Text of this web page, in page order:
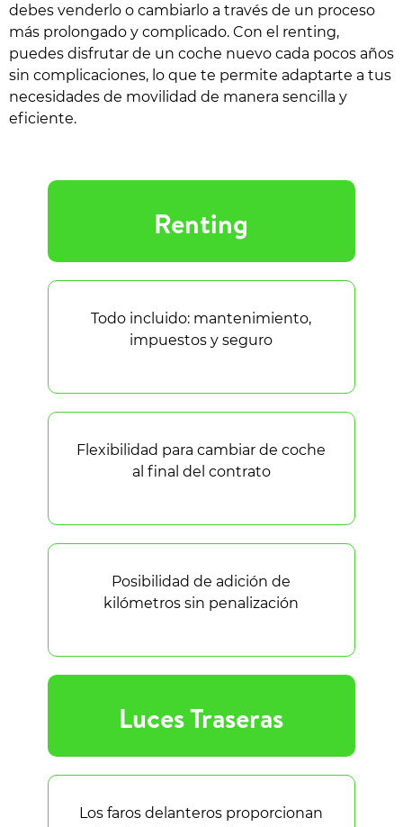
debes venderlo o cambiarlo a través de un proceso
más prolongado y complicado. Con el renting,
puedes disfrutar de un coche nuevo cada pocos años
sin complicaciones, lo que te permite adaptarte a tus
necesidades de movilidad de manera sencilla y
eficiente.
Renting
Luces Traseras
Todo incluido: mantenimiento,
impuestos y seguro
Los faros delanteros proporcionan
Flexibilidad para cambiar de coche
al final del contrato
Posibilidad de adición de
kilómetros sin penalización